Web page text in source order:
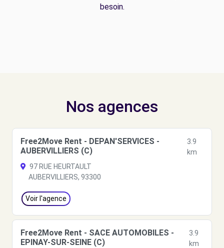
besoin.
Nos agences
Free2Move Rent - DEPAN'SERVICES -
AUBERVILLIERS (C)
3.9
km
97 RUE HEURTAULT
AUBERVILLIERS, 93300
Voir l'agence
Free2Move Rent - SACE AUTOMOBILES -
EPINAY-SUR-SEINE (C)
3.9
km